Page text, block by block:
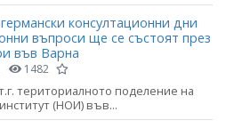
консултационни дни
въпроси ще се състоят през
във Варна
1482
териториалното поделение на
(НОИ) във...